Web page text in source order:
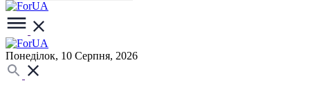
Понеділок, 10 Серпня, 2026